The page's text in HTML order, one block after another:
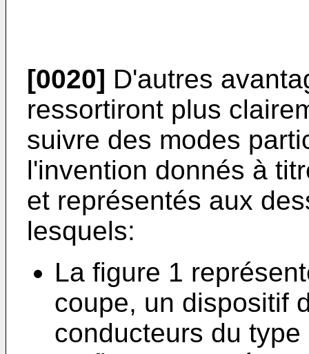
[0020] D'autres
ressortiront plus
suivre des modes
l'invention donnés à
et représentés aux
lesquels:
La figure 1
coupe, un dispositif
conducteurs du